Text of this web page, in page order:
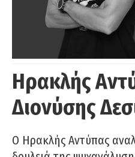
Ηρακλής
Διονύσης
Ο Ηρακλής Αντύπας